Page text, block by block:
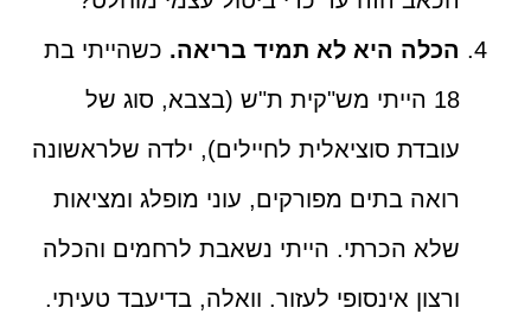
הכלה היא לא תמיד בריאה. כשהייתי בת
18 הייתי מש"קית ת"ש (בצבא, סוג של
עובדת סוציאלית לחיילים), ילדה שלראשונה
רואה בתים מפורקים, עוני מופלג ומציאות
שלא הכרתי. הייתי נשאבת לרחמים והכלה
ורצון אינסופי לעזור. וואלה, בדיעבד טעיתי.